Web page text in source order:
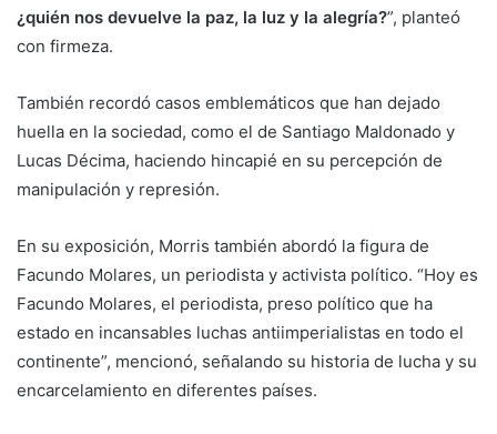
¿quién nos devuelve la paz, la luz y la alegría?”, planteó
con firmeza.
También recordó casos emblemáticos que han dejado
huella en la sociedad, como el de Santiago Maldonado y
Lucas Décima, haciendo hincapié en su percepción de
manipulación y represión.
En su exposición, Morris también abordó la figura de
Facundo Molares, un periodista y activista político. “Hoy es
Facundo Molares, el periodista, preso político que ha
estado en incansables luchas antiimperialistas en todo el
continente”, mencionó, señalando su historia de lucha y su
encarcelamiento en diferentes países.